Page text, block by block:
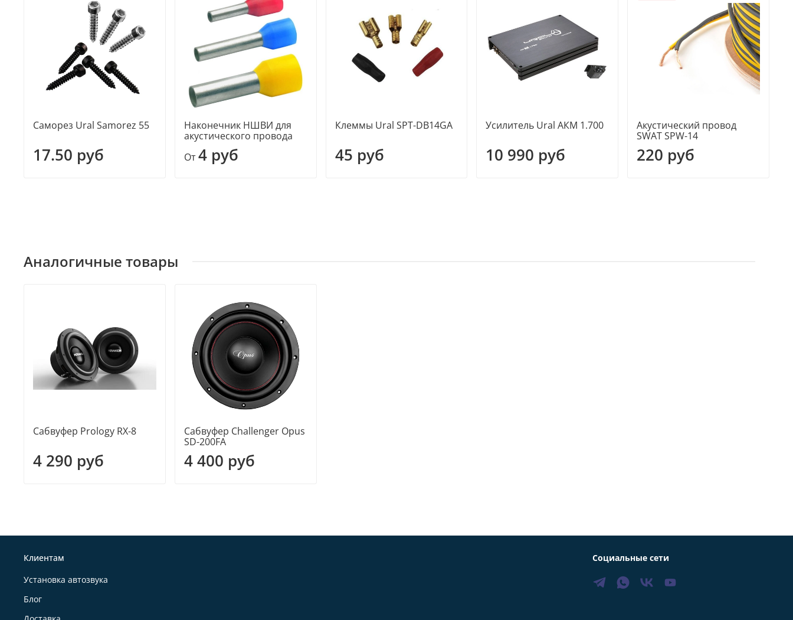
Саморез Ural Samorez 55
17.50 руб
Наконечник НШВИ для
акустического провода
От4 руб
Клеммы Ural SPT-DB14GA
45 руб
Усилитель Ural АКM 1.700
10 990 руб
Акустический провод
SWAT SPW-14
220 руб
Аналогичные товары
Сабвуфер Prology RX-8
4 290 руб
Сабвуфер Challenger Opus
SD-200FA
4 400 руб
Клиентам
Установка автозвука
Блог
Социальные сети